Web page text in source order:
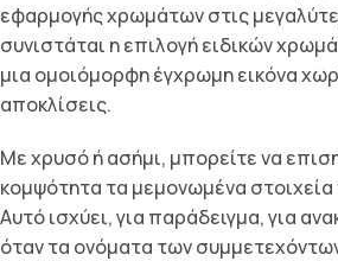
εφαρμογής χρωμάτων στις
συνιστάται η επιλογή ειδικών
μια ομοιόμορφη έγχρωμη εικόνα
αποκλίσεις.
Με χρυσό ή ασήμι, μπορείτε να
κομψότητα τα μεμονωμένα
Αυτό ισχύει, για παράδειγμα, για
όταν τα ονόματα των